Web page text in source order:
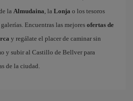
la Almudaina, la Lonja o los tesoros
Encuentras las mejores ofertas de
y regálate el placer de caminar sin
y subir al Castillo de Bellver para
de la ciudad.